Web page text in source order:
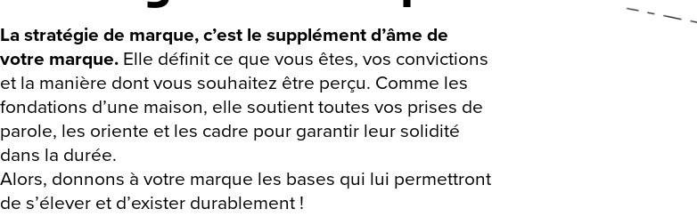
La stratégie de marque, c’est le supplément d’âme de
votre marque.Elle définit ce que vous êtes, vos convictions
et la manière dont vous souhaitez être perçu. Comme les
fondations d’une maison, elle soutient toutes vos prises de
parole, les oriente et les cadre pour garantir leur solidité
dans la durée.
Alors, donnons à votre marque les bases qui lui permettront
de s’élever et d’exister durablement !